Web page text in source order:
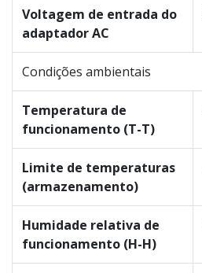
Voltagem de entrada do
adaptador AC
Condições ambientais
Temperatura de
funcionamento (T-T)
Limite de temperaturas
(armazenamento)
Humidade relativa de
funcionamento (H-H)